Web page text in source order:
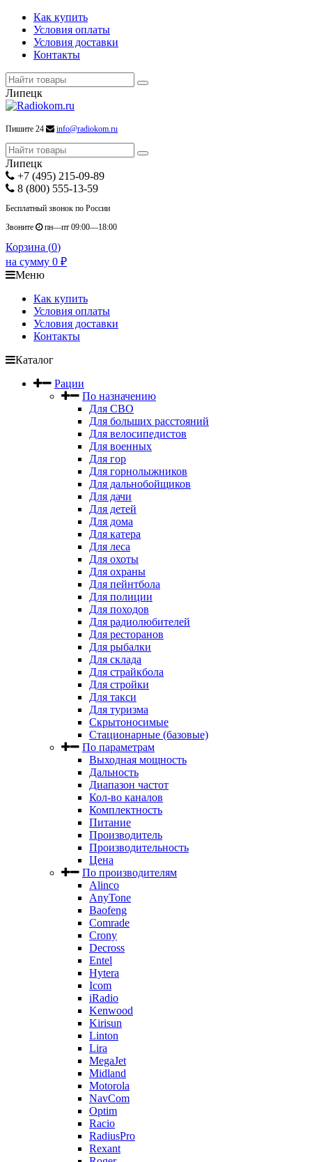
Как купить
Условия оплаты
Условия доставки
Контакты
Липецк
Пишите 24 info@radiokom.ru
Липецк
+7 (495) 215-09-89
8 (800) 555-13-59
Бесплатный звонок по России
Звоните
пн—пт 09:00—18:00
Корзина (0)
на сумму 0 ₽
Меню
Как купить
Условия оплаты
Условия доставки
Контакты
Каталог
Рации
По назначению
Для СВО
Для больших расстояний
Для велосипедистов
Для военных
Для гор
Для горнолыжников
Для дальнобойщиков
Для дачи
Для детей
Для дома
Для катера
Для леса
Для охоты
Для охраны
Для пейнтбола
Для полиции
Для походов
Для радиолюбителей
Для ресторанов
Для рыбалки
Для склада
Для страйкбола
Для стройки
Для такси
Для туризма
Скрытоносимые
Стационарные (базовые)
По параметрам
Выходная мощность
Дальность
Диапазон частот
Кол-во каналов
Комплектность
Питание
Производитель
Производительность
Цена
По производителям
Alinco
AnyTone
Baofeng
Comrade
Crony
Decross
Entel
Hytera
Icom
iRadio
Kenwood
Kirisun
Linton
Lira
MegaJet
Midland
Motorola
NavCom
Optim
Racio
RadiusPro
Rexant